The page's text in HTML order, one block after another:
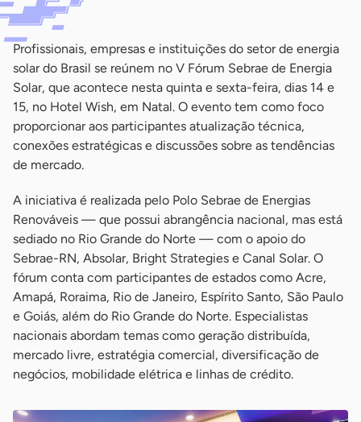
Profissionais, empresas e instituições do setor de energia
solar do Brasil se reúnem no V Fórum Sebrae de Energia
Solar, que acontece nesta quinta e sexta-feira, dias 14 e
15, no Hotel Wish, em Natal. O evento tem como foco
proporcionar aos participantes atualização técnica,
conexões estratégicas e discussões sobre as tendências
de mercado.
A iniciativa é realizada pelo Polo Sebrae de Energias
Renováveis — que possui abrangência nacional, mas está
sediado no Rio Grande do Norte — com o apoio do
Sebrae-RN, Absolar, Bright Strategies e Canal Solar. O
fórum conta com participantes de estados como Acre,
Amapá, Roraima, Rio de Janeiro, Espírito Santo, São Paulo
e Goiás, além do Rio Grande do Norte. Especialistas
nacionais abordam temas como geração distribuída,
mercado livre, estratégia comercial, diversificação de
negócios, mobilidade elétrica e linhas de crédito.